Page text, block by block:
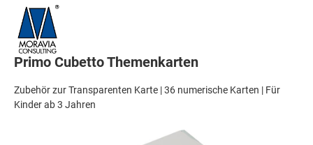
Primo Cubetto Themenkarten
Zubehör zur Transparenten Karte | 36 numerische Karten | Für
Kinder ab 3 Jahren